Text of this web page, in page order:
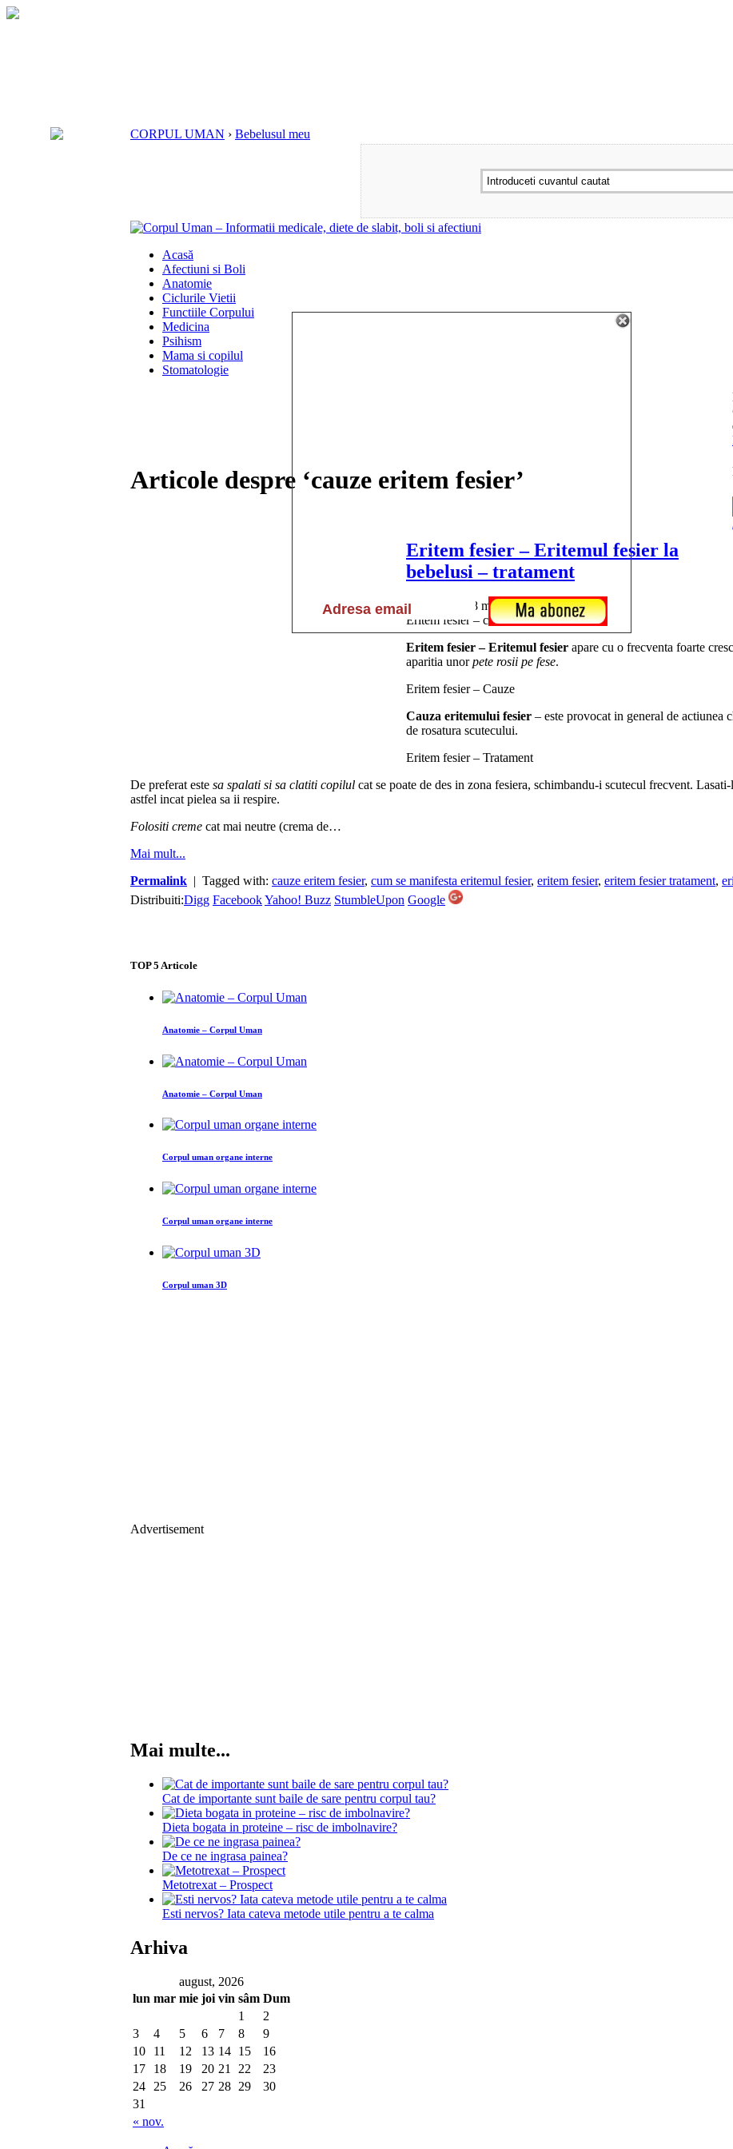
CORPUL UMAN › Bebelusul meu
Acasă
Afectiuni si Boli
Anatomie
Ciclurile Vietii
Functiile Corpului
Medicina
Psihism
Mama si copilul
Stomatologie
Articole despre ‘cauze eritem fesier’
Eritem fesier – Eritemul fesier la
bebelusi – tratament
Publicat pe 08 mart. 2012 at 3:45pm
Eritem fesier – cum se manifesta
Eritem fesier – Eritemul fesier apare cu o frecventa foarte
aparitia unorpete rosii pe fese.
Eritem fesier – Cauze
Cauza eritemului fesier – este provocat in general de actiunea
de rosatura scutecului.
Eritem fesier – Tratament
De preferat este sa spalati si sa clatiti copilul cat se poate de des in zona fesiera, schimbandu-i scutecul frecvent.
astfel incat pielea sa ii respire.
Folositi creme cat mai neutre (crema de…
Mai mult...
Permalink | Tagged with: cauze eritem fesier, cum se manifesta eritemul fesier, eritem fesier, eritem fesier tratament,
Distribuiti:Digg FacebookYahoo! Buzz StumbleUpon Google
TOP5 Articole
Anatomie – Corpul Uman
Anatomie – Corpul Uman
Corpul uman organe interne
Corpul uman organe interne
Corpul uman 3D
Advertisement
Mai multe...
Cat de importante sunt baile de sare pentru corpul tau?
Dieta bogata in proteine – risc de imbolnavire?
De ce ne ingrasa painea?
Metotrexat – Prospect
Esti nervos? Iata cateva metode utile pentru a te calma
Arhiva
august, 2026
lun mar mie joi vin sâm Dum
« nov.
1
2
3
4 5 6 7 8
9
10
11 12 13 14 15
16
17
18 19 20 21 22
23
24
25 26 27 28 29
30
31